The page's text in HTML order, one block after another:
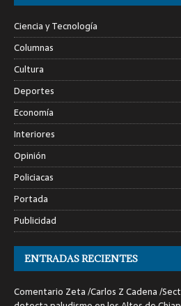
Ciencia y Tecnología
Columnas
Cultura
Deportes
Economía
Interiores
Opinión
Policiacas
Portada
Publicidad
ENTRADAS RECIENTES
Comentario Zeta /Carlos Z Cadena /